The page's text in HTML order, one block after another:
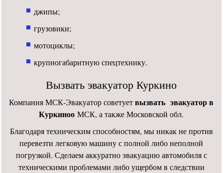
джипы;
грузовики;
мотоциклы;
крупногабаритную спецтехнику.
Вызвать эвакуатор Куркино
Компания МСК-Эвакуатор советуетвызвать эвакуатор в
Куркиноо МСК, а также Московской обл.
Благодаря техническим способностям, мы никак не против
перевезти легковую машину с полной либо неполной
погрузкой. Сделаем аккуратно эвакуацию автомобиля с
техническими проблемами либо ущербом в следствии